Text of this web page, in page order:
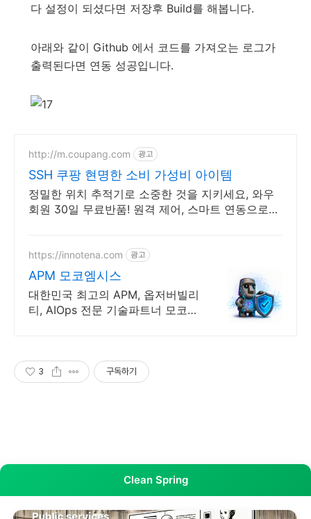
다 설정이 되셨다면 저장후 Build를 해봅니다.
아래와 같이 Github 에서 코드를 가져오는 로그가
출력된다면 연동 성공입니다.
http://m.coupang.com 광고
SSH 쿠팡 현명한 소비 가성비 아이템
정밀한 위치 추적기로 소중한 것을 지키세요, 와우
회원 30일 무료반품! 원격 제어, 스마트 연동으로
https://innotena.com 광고
APM 모코엠시스
대한민국 최고의 APM, 옵저버빌리
티, AIOps 전문 기술파트너 모코엠
3 구독하기
Clean Spring